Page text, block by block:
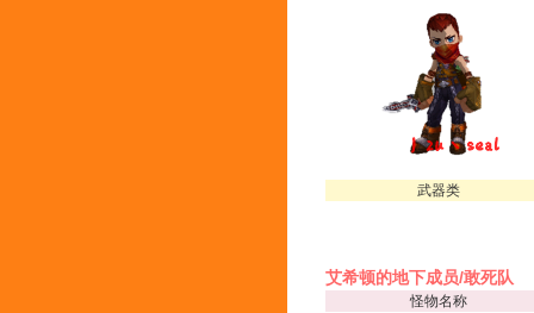
武器类
艾希顿的地下成员/敢死队
怪物名称